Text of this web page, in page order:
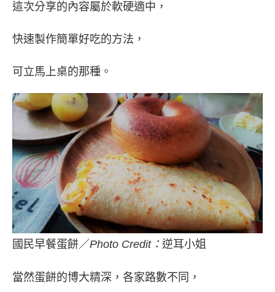
這次分享的內容屬於軟硬適中，
快速製作簡單好吃的方法，
可立馬上桌的那種。
國民早餐蛋餅／Photo Credit： 逆耳小姐
當然蛋餅的博大精深，各家路數不同，